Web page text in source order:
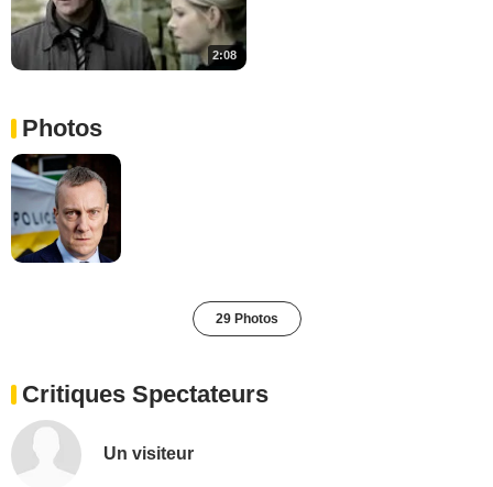
2:08
Photos
29 Photos
Critiques Spectateurs
Un visiteur